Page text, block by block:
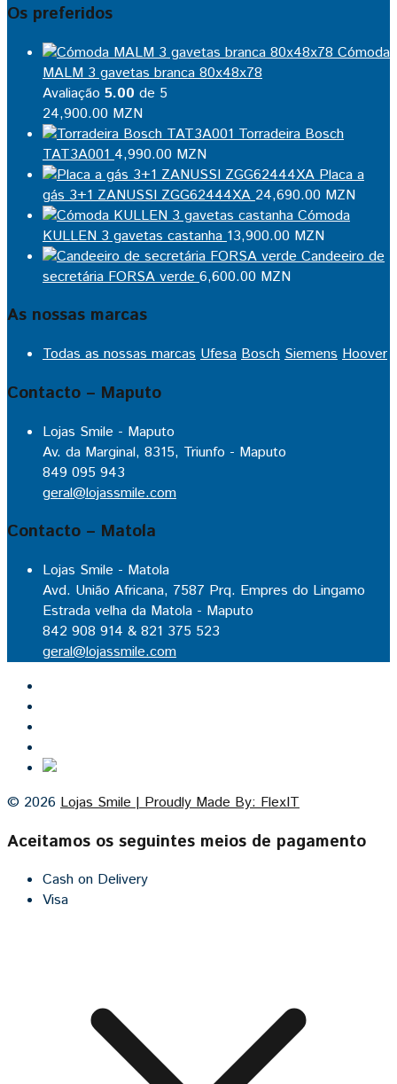
Os preferidos
Cómoda
MALM 3 gavetas branca 80x48x78
Avaliação 5.00 de 5
24,900.00 MZN
Torradeira Bosch
TAT3A001 4,990.00 MZN
Placa a
gás 3+1 ZANUSSI ZGG62444XA 24,690.00 MZN
Cómoda
KULLEN 3 gavetas castanha 13,900.00 MZN
Candeeiro de
secretária FORSA verde 6,600.00 MZN
As nossas marcas
Todas as nossas marcas Ufesa Bosch Siemens Hoover
Contacto – Maputo
Lojas Smile - Maputo
Av. da Marginal, 8315, Triunfo - Maputo
849 095 943
geral@lojassmile.com
Contacto – Matola
Lojas Smile - Matola
Avd. União Africana, 7587 Prq. Empres do Lingamo
Estrada velha da Matola - Maputo
842 908 914 & 821 375 523
geral@lojassmile.com
© 2026 Lojas Smile | Proudly Made By: FlexIT
Aceitamos os seguintes meios de pagamento
Cash on Delivery
Visa